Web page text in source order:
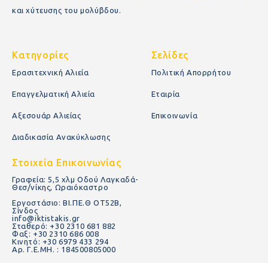
και χύτευσης του μολύβδου.
Κατηγορίες
Ερασιτεχνική Αλιεία
Επαγγελματική Αλιεία
Αξεσουάρ Αλιείας
Διαδικασία Ανακύκλωσης
Σελίδες
Πολιτική Απορρήτου
Εταιρία
Επικοινωνία
Στοιχεία Επικοινωνίας
Γραφεία: 5,5 χλμ Οδού Λαγκαδά-
Θεσ/νίκης, Ωραιόκαστρο
Εργοστάσιο: ΒΙ.ΠΕ.Θ ΟΤ52Β,
Σίνδος
info@iktistakis.gr
Σταθερό: +30 2310 681 882
Φαξ: +30 2310 686 008
Κινητό: +30 6979 433 294
Αρ. Γ.Ε.ΜΗ. : 184500805000